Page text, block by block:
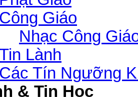
Công Giáo
Nhạc Công
Lành
Các Tín Ngưỡng
& Tin Học